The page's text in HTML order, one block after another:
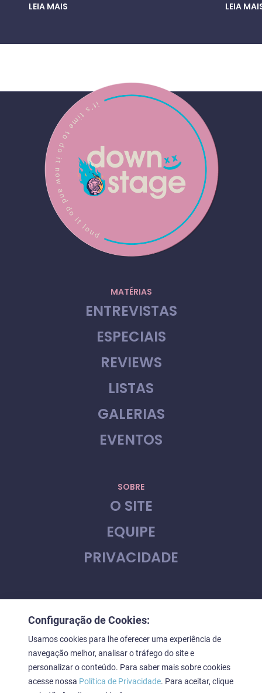
LEIA MAIS LEIA
MATÉRIAS
ENTREVISTAS
ESPECIAIS
REVIEWS
LISTAS
GALERIAS
EVENTOS
SOBRE
O SITE
EQUIPE
PRIVACIDADE
FALE CONOSCO
Configuração de Cookies:
Usamos cookies para lhe oferecer uma experiência de
navegação melhor, analisar o tráfego do site e
personalizar o conteúdo. Para saber mais sobre cookies
acesse nossa Política de Privacidade. Para aceitar, clique